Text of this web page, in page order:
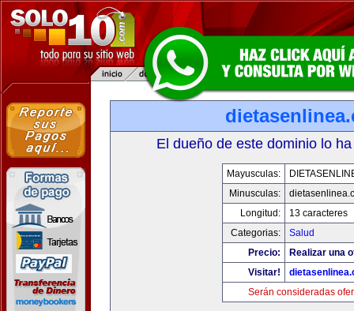
El dueño de este dominio lo
Mayusculas:
Minusculas:
Longitud:
13 caracteres
Categorias:
Salud
Precio:
Realizar una
Visitar!
Serán consideradas